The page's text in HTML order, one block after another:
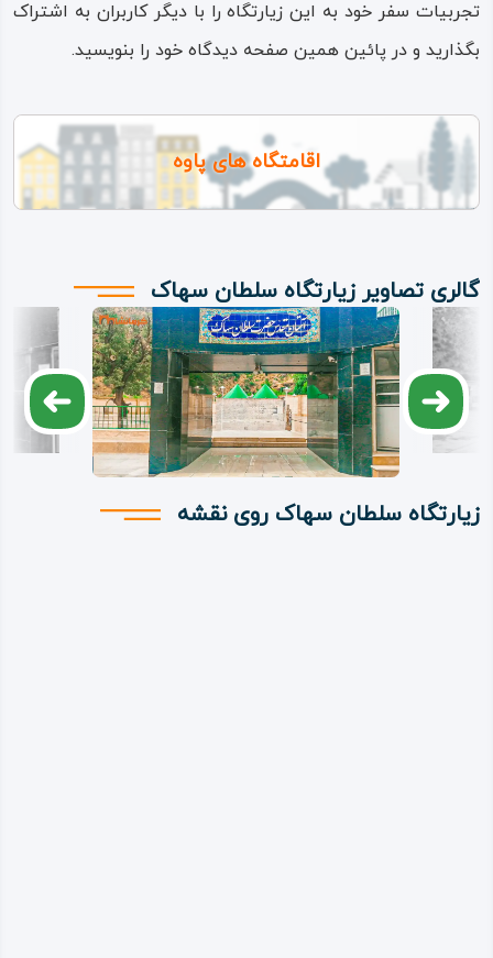
تجربیات سفر خود به این زیارتگاه را با دیگر کاربران به اشتراک
بگذارید و در پائین همین صفحه دیدگاه خود را بنویسید.
اقامتگاه های پاوه
گالری تصاویر زیارتگاه سلطان سهاک
زیارتگاه سلطان سهاک روی نقشه